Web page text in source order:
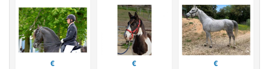
€ € €